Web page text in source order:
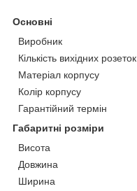
Основні
Виробник
Кількість вихідних розеток
Матеріал корпусу
Колір корпусу
Гарантійний термін
Габаритні розміри
Висота
Довжина
Ширина